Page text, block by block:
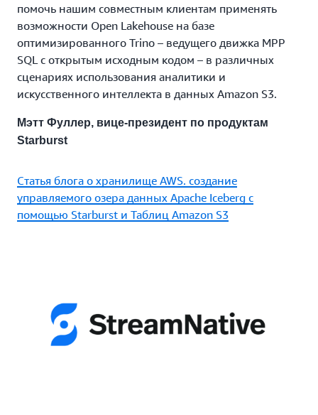
помочь нашим совместным клиентам применять
возможности Open Lakehouse на базе
оптимизированного Trino – ведущего движка MPP
SQL с открытым исходным кодом – в различных
сценариях использования аналитики и
искусственного интеллекта в данных Amazon S3.
Мэтт Фуллер, вице-президент по продуктам
Starburst
Статья блога о хранилище AWS. создание
управляемого озера данных Apache Iceberg с
помощью Starburst и Таблиц Amazon S3